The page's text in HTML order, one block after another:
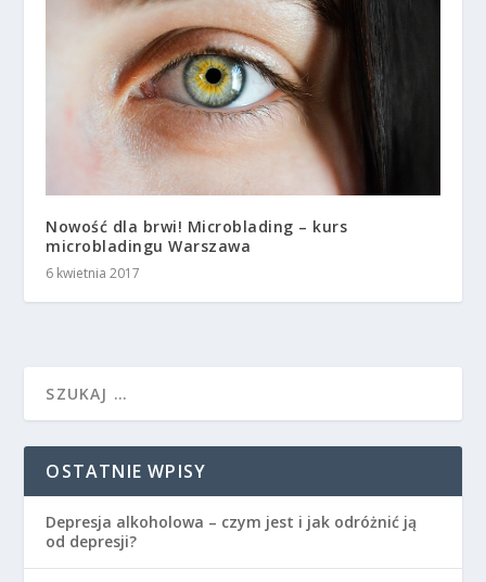
Nowość dla brwi! Microblading – kurs
microbladingu Warszawa
6 kwietnia 2017
OSTATNIE WPISY
Depresja alkoholowa – czym jest i jak odróżnić ją
od depresji?